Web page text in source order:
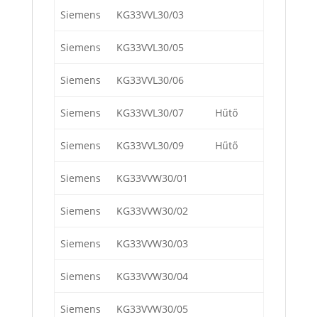
Siemens KG33VVL30/03
Siemens KG33VVL30/05
Siemens KG33VVL30/06
Siemens KG33VVL30/07 Hűtő
Siemens KG33VVL30/09 Hűtő
Siemens KG33VVW30/01
Siemens KG33VVW30/02
Siemens KG33VVW30/03
Siemens KG33VVW30/04
Siemens KG33VVW30/05